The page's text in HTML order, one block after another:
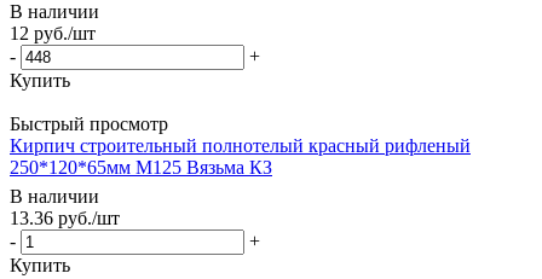
В наличии
12 руб./шт
-
+
Купить
Быстрый просмотр
Кирпич строительный полнотелый красный рифленый
250*120*65мм М125 Вязьма КЗ
В наличии
13.36 руб./шт
-
+
Купить